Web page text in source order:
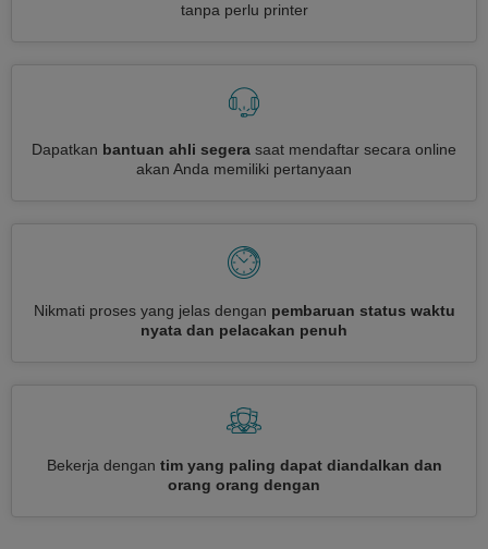
tanpa perlu printer
Dapatkan bantuan ahli segera saat mendaftar secara online
akan Anda memiliki pertanyaan
Nikmati proses yang jelas dengan pembaruan status waktu
nyata dan pelacakan penuh
Bekerja dengan tim yang paling dapat diandalkan dan
orang orang dengan